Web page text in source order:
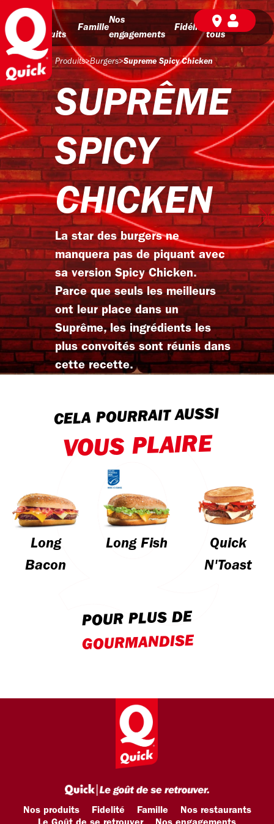
Nos
produits
Famille
Nos
engagements
Fidélité
BD pour
tous
Produits>Burgers>Supreme Spicy Chicken
SUPRÊME
SPICY
CHICKEN
La star des burgers ne
manquera pas de piquant avec
sa version Spicy Chicken.
Parce que seuls les meilleurs
ont leur place dans un
Suprême, les ingrédients les
plus convoités sont réunis dans
cette recette.
CELA POURRAIT AUSSI
VOUS PLAIRE
Long
Bacon
Long Fish
Quick
N'Toast
POUR PLUS DE
GOURMANDISE
Nos produits Fidelité Famille
Nos restaurants